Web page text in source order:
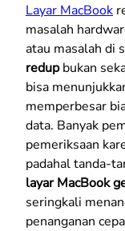
Layar MacBook
masalah
atau masalah di
redupbukan
bisa
memperbesar
data. Banyak
pemeriksaan
padahal tanda-
layar MacBook
seringkali
penanganan